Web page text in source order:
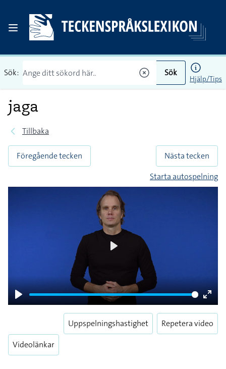
Sök: Sök
Hjälp/Tips
jaga
Tillbaka
Föregående tecken
Nästa tecken
Starta autospelning
Play
Enter
Videolänkar
Uppspelningshastighet Repetera video